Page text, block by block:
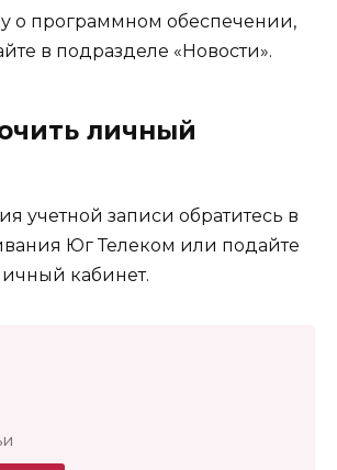
о программном обеспечении,
в подразделе «Новости».
личный
учетной записи обратитесь в
Юг Телеком или подайте
кабинет.